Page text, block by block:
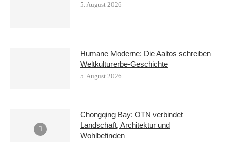
5. August 2026
Humane Moderne: Die Aaltos schreiben
Weltkulturerbe-Geschichte
5. August 2026
Chongqing Bay: ŌTN verbindet
Landschaft, Architektur und
Wohlbefinden